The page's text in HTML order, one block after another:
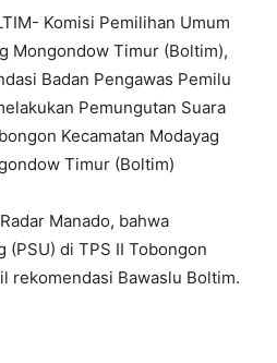
Komisi Pemilihan Umum
Mongondow Timur (Boltim),
Badan Pengawas Pemilu
Pemungutan Suara
Kecamatan Modayag
Timur (Boltim)
Manado, bahwa
(PSU) di TPS II Tobongon
rekomendasi Bawaslu Boltim.